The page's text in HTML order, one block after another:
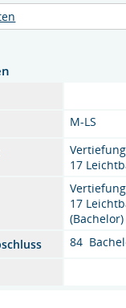
M-LS
17
17
(Bachelor)
84